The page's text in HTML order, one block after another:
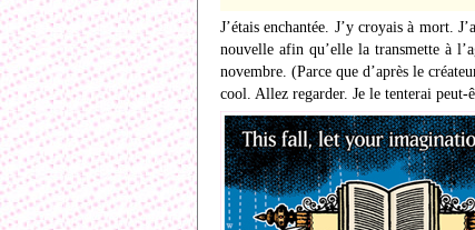
J’étais enchantée. J’y croyais à mort.
nouvelle afin qu’elle la transmette à
novembre. (Parce que d’après le
cool. Allez regarder. Je le tenterai peut-